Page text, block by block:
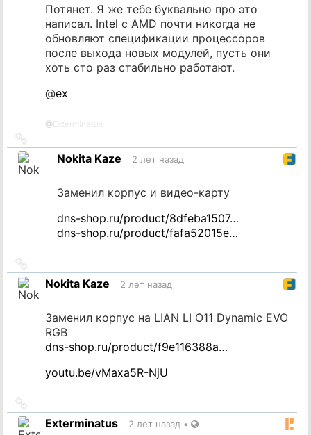
Потянет. Я же тебе буквально про это
написал. Intel с AMD почти никогда не
обновляют спецификации процессоров
после выхода новых модулей, пусть они
хоть сто раз стабильно работают.
@ex
@
на
источникNokita Kaze 2 лет назад
Заменил корпус и видео-карту
dns-shop.ru/product/8dfeba1507…
dns-shop.ru/product/fafa52015e…
на
источник
Nokita Kaze 2 лет назад
Заменил корпус на LIAN LI O11 Dynamic EVO
RGB
dns-shop.ru/product/f9e116388a…
youtu.be/vMaxa5R-NjU
на
источник
Exterminatus 2 лет назад •